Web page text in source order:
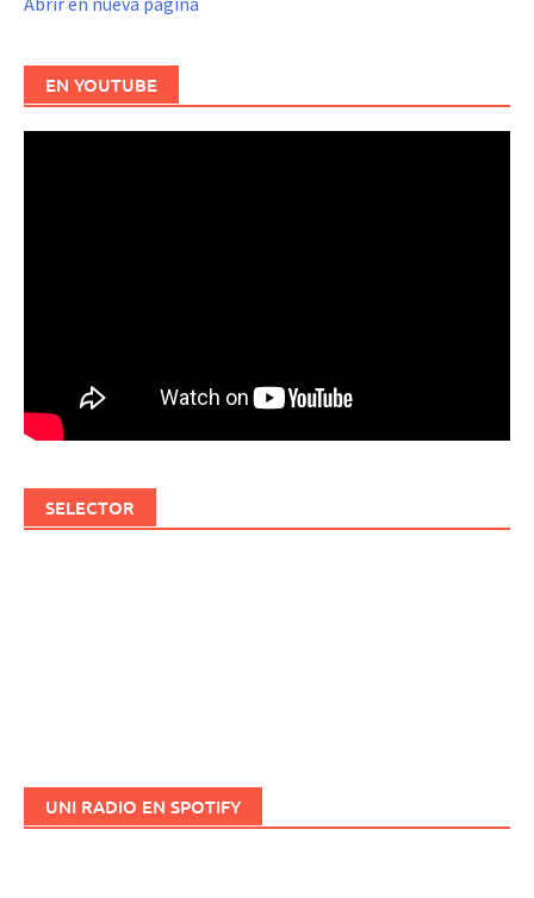
EN YOUTUBE
SELECTOR
UNI RADIO EN SPOTIFY